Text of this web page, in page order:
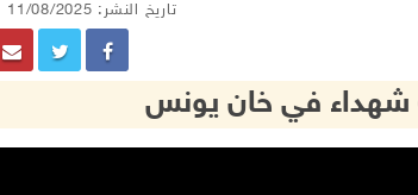
تاريخ النشر: 11/08/2025 01:11 م
شهداء في خان يونس